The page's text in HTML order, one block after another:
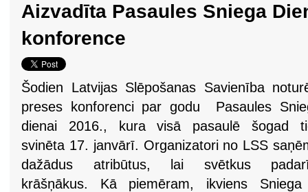
Aizvadīta Pasaules Sniega
konforence
Šodien Latvijas Slēpošanas Savienība
preses konforenci par godu Pasaules
dienai 2016., kura visā pasaulē šogad
svinēta 17. janvārī. Organizatori no LSS
dažādus atribūtus, lai svētkus
krāšņākus. Kā piemēram, ikviens